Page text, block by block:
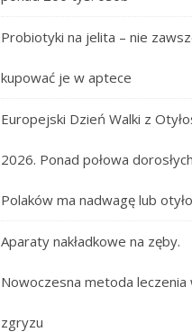
Probiotyki na jelita – nie
kupować je w aptece
Europejski Dzień Walki z
2026. Ponad połowa dorosłych
Polaków ma nadwagę lub
Aparaty nakładkowe na zęby.
Nowoczesna metoda leczenia
zgryzu